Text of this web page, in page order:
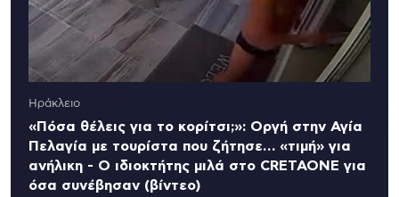
Ηράκλειο
«Πόσα θέλεις για το κορίτσι;»: Οργή στην Αγία
Πελαγία με τουρίστα που ζήτησε… «τιμή» για
ανήλικη - Ο ιδιοκτήτης μιλά στο CRETAONE για
όσα συνέβησαν (βίντεο)